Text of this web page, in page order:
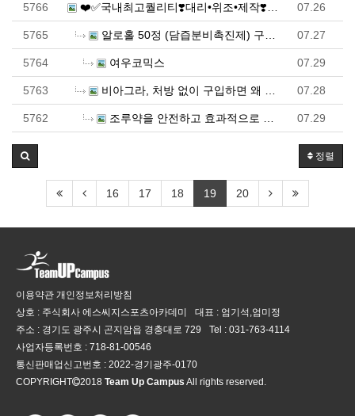
5766 ❤️✅국내최고퀄리티❣️대리•위조•제작❣️모바일신분증위조… 07.26
5765 알로홀 50정 (담즙분비촉진제) 구매대행 - 러시아 … 07.27
5764 여우코믹스 07.29
5763 비아그라, 처방 없이 구입하면 왜 안될까? 07.28
5762 조루약을 안전하고 효과적으로 복용하는 방법은? 07.29
정렬
16 17 18 19 20
이용약관 개인정보처리방침
상호 : 주식회사 에스씨지스포츠아카데미
대표 : 엄기석,엄미정
주소 : 경기도 광주시 곤지암읍 경충대로 729
Tel : 031-763-4114
사업자등록번호 : 718-81-00546
통신판매업신고번호 : 2022-경기광주-0170
COPYRIGHT
2018 Team Up Campus All rights reserved.